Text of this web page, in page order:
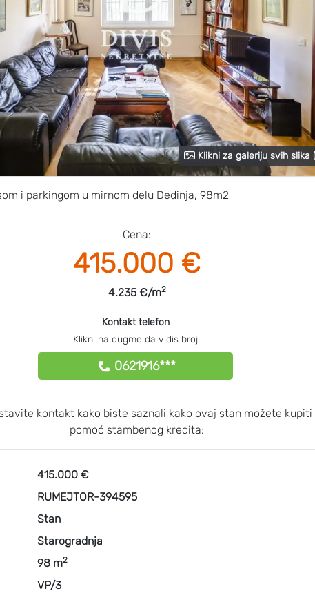
Klikni za galeriju svih slika
i parkingom u mirnom delu Dedinja, 98m2
Cena:
415.000 €
4.235 €/m2
Kontakt telefon
Klikni na dugme da vidis broj
0621916***
kontakt kako biste saznali kako ovaj stan možete kupiti
pomoć stambenog kredita:
415.000 €
RUMEJTOR-394595
Stan
Starogradnja
98 m2
VP/3